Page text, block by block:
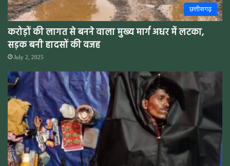
छत्तीसगढ़
करोड़ों की लागत से बनने वाला मुख्य मार्ग अधर में लटका,
सड़क बनी हादसों की वजह
July 2, 2025